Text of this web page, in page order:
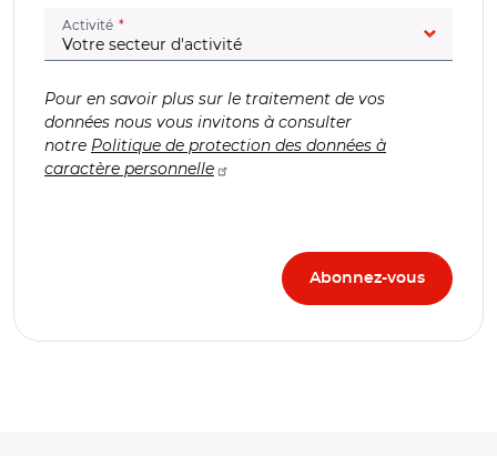
Activité (champ obligatoire)
Pour en savoir plus sur le traitement de vos
données nous vous invitons à consulter
notre Politique de protection des données à
caractère personnelle